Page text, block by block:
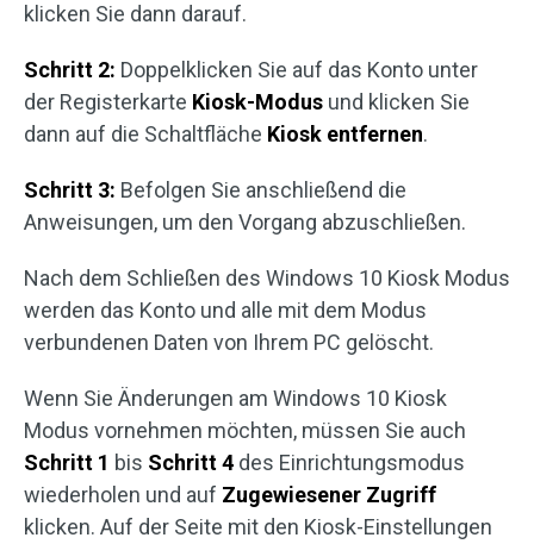
klicken Sie dann darauf.
Schritt 2: Doppelklicken Sie auf das Konto unter
der Registerkarte Kiosk-Modus und klicken Sie
dann auf die Schaltfläche Kiosk entfernen.
Schritt 3: Befolgen Sie anschließend die
Anweisungen, um den Vorgang abzuschließen.
Nach dem Schließen des Windows 10 Kiosk Modus
werden das Konto und alle mit dem Modus
verbundenen Daten von Ihrem PC gelöscht.
Wenn Sie Änderungen am Windows 10 Kiosk
Modus vornehmen möchten, müssen Sie auch
Schritt 1 bis Schritt 4 des Einrichtungsmodus
wiederholen und auf Zugewiesener Zugriff
klicken. Auf der Seite mit den Kiosk-Einstellungen